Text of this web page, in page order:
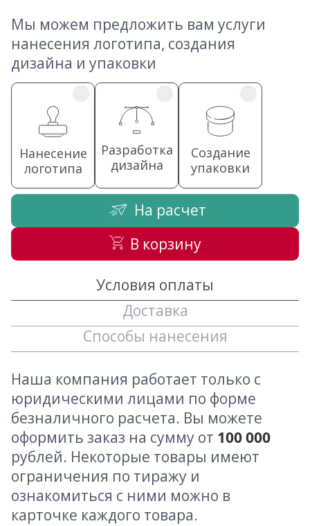
Мы можем предложить вам услуги
нанесения логотипа, создания
дизайна и упаковки
Нанесение
логотипа
Разработка
дизайна
Создание
упаковки
На расчет
В корзину
Условия оплаты
Доставка
Способы нанесения
Наша компания работает только с
юридическими лицами по форме
безналичного расчета. Вы можете
оформить заказ на сумму от 100 000
рублей. Некоторые товары имеют
ограничения по тиражу и
ознакомиться с ними можно в
карточке каждого товара.